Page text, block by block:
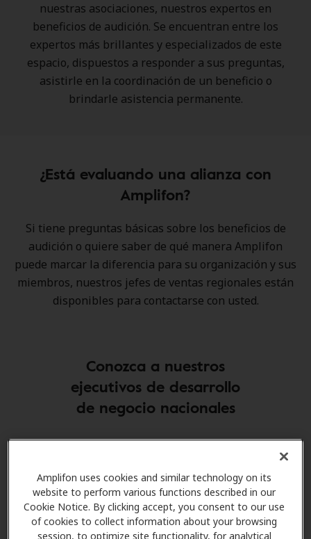
Amplifon uses cookies and similar technology on its
website to perform various functions described in our
Cookie Notice. By clicking accept, you consent to our use
of cookies to collect information about your browsing
session, to optimize site functionality, for analytical
nuestras asociaciones, nuestros expertos en
beneficios de audición. Se encuentran entre los
expertos más brillantes y especializados de este
espacio, dispuestos a responder a sus preguntas,
asistirle en la coordinación de un beneficio o
brindarle asistencia permanente.
¿Está evaluando una alianza con
Amplifon?
Si tiene preguntas básicas sobre los beneficios de
audición o quiere saber de qué manera Amplifon
puede marcar la diferencia para su organización y sus
miembros, nuestros jefes de ventas regionales están
disponibles para contactarse con usted.
Conozca a nuestros
ejecutivos de desarrollo
de negocio nacionales